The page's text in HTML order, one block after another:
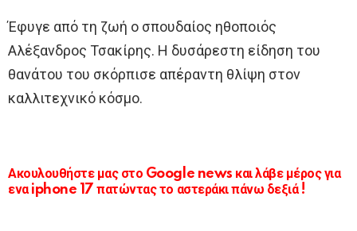
Έφυγε από τη ζωή ο σπουδαίος ηθοποιός
Αλέξανδρος Τσακίρης. Η δυσάρεστη είδηση του
θανάτου του σκόρπισε απέραντη θλίψη στον
καλλιτεχνικό κόσμο.
Ακουλουθήστε μας στο Google news και λάβε μέρος για
ενα iphone 17 πατώντας το αστεράκι πάνω δεξιά !